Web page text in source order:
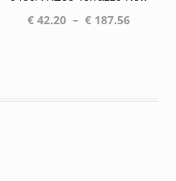
€ 42.20 – € 187.56Plage